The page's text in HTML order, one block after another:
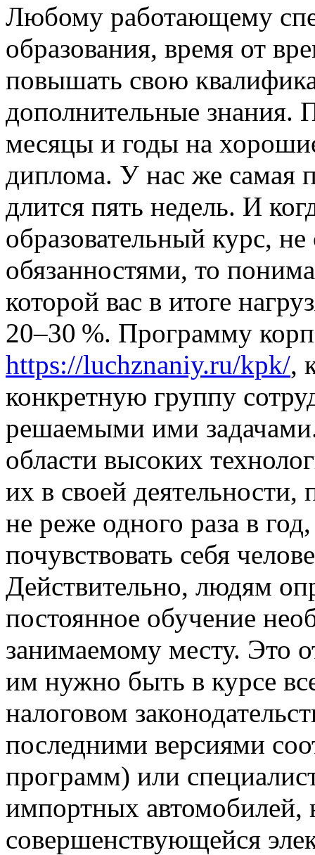
Любому работающему
образования, время от
повышать свою
дополнительные знания.
месяцы и годы на
диплома. У нас же самая
длится пять недель. И
образовательный курс,
обязанностями, то
которой вас в итоге
20–30 %. Программу
https://luchznaniy.ru/kpk/,
конкретную группу
решаемыми ими
области высоких
их в своей деятельности,
не реже одного раза в
почувствовать себя
Действительно, людям
постоянное обучение
занимаемому месту. Это
им нужно быть в курсе
налоговом
последними версиями
программ) или
импортных автомобилей,
совершенствующейся